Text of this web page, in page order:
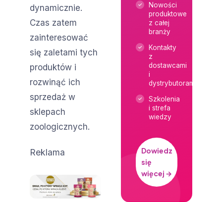
dynamicznie.
Czas zatem
zainteresować
się zaletami tych
produktów i
rozwinąć ich
sprzedaż w
sklepach
zoologicznych.
Reklama
Nowości
produktowe
z całej
branży
Kontakty
z
dostawcami
i
dystrybutorami
Szkolenia
i strefa
wiedzy
Dowiedz
się
więcej →